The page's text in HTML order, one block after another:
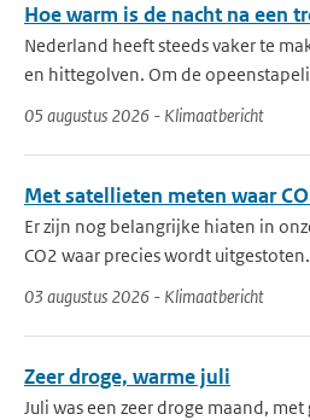
Hoe warm is de nacht na een
Nederland heeft steeds vaker te
en hittegolven. Om de
05 augustus 2026 - Klimaatbericht
Met satellieten meten waar
Er zijn nog belangrijke hiaten in
CO2 waar precies wordt
03 augustus 2026 - Klimaatbericht
Zeer droge, warme juli
Juli was een zeer droge maand,